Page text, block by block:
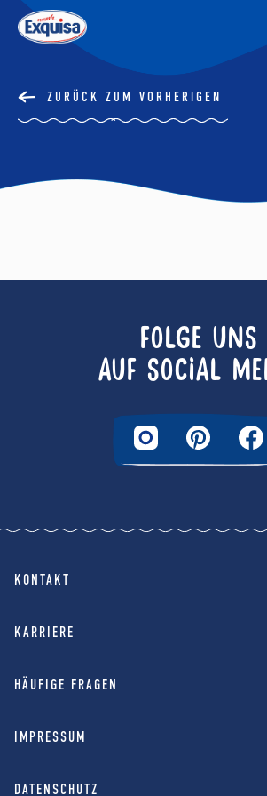
ZURÜCK ZUM VORHERIGEN
FOLGE UNS
AUF SOCIAL
KONTAKT
KARRIERE
HÄUFIGE FRAGEN
IMPRESSUM
DATENSCHUTZ